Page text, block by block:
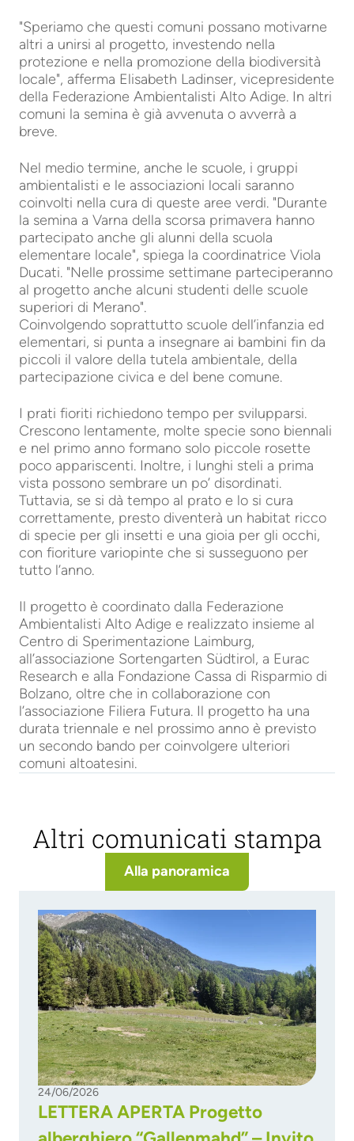
"Speriamo che questi comuni possano motivarne
altri a unirsi al progetto, investendo nella
protezione e nella promozione della biodiversità
locale", afferma Elisabeth Ladinser, vicepresidente
della Federazione Ambientalisti Alto Adige. In altri
comuni la semina è già avvenuta o avverrà a
breve.
Nel medio termine, anche le scuole, i gruppi
ambientalisti e le associazioni locali saranno
coinvolti nella cura di queste aree verdi. "Durante
la semina a Varna della scorsa primavera hanno
partecipato anche gli alunni della scuola
elementare locale", spiega la coordinatrice Viola
Ducati. "Nelle prossime settimane parteciperanno
al progetto anche alcuni studenti delle scuole
superiori di Merano".
Coinvolgendo soprattutto scuole dell’infanzia ed
elementari, si punta a insegnare ai bambini fin da
piccoli il valore della tutela ambientale, della
partecipazione civica e del bene comune.
I prati fioriti richiedono tempo per svilupparsi.
Crescono lentamente, molte specie sono biennali
e nel primo anno formano solo piccole rosette
poco appariscenti. Inoltre, i lunghi steli a prima
vista possono sembrare un po’ disordinati.
Tuttavia, se si dà tempo al prato e lo si cura
correttamente, presto diventerà un habitat ricco
di specie per gli insetti e una gioia per gli occhi,
con fioriture variopinte che si susseguono per
tutto l’anno.
Il progetto è coordinato dalla Federazione
Ambientalisti Alto Adige e realizzato insieme al
Centro di Sperimentazione Laimburg,
all’associazione Sortengarten Südtirol, a Eurac
Research e alla Fondazione Cassa di Risparmio di
Bolzano, oltre che in collaborazione con
l’associazione Filiera Futura. Il progetto ha una
durata triennale e nel prossimo anno è previsto
un secondo bando per coinvolgere ulteriori
comuni altoatesini.
Altri comunicati stampa
Alla panoramica
24/06/2026
LETTERA APERTA Progetto